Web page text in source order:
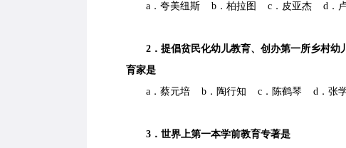
a．夸美纽斯 b．柏拉图 c．皮亚杰 d．
2．提倡贫民化幼儿教育、创办第一所乡村幼
育家是
a．蔡元培 b．陶行知 c．陈鹤琴 d．张
3．世界上第一本学前教育专著是